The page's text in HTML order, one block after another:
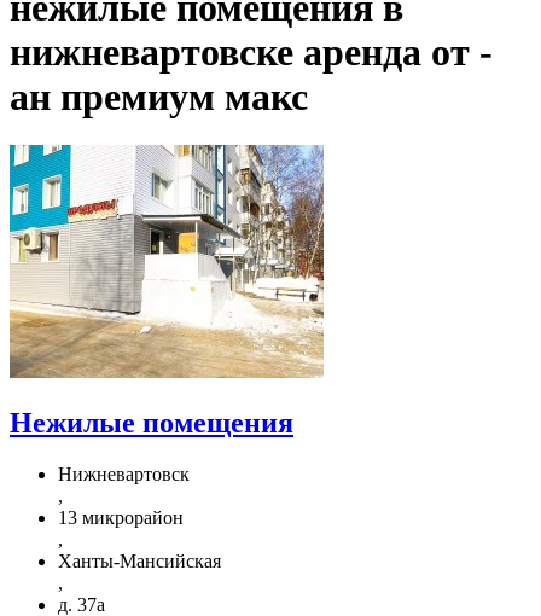
нижневартовске аренда от -
ан премиум макс
Нежилые помещения
Нижневартовск
,
13 микрорайон
,
Ханты-Мансийская
,
д. 37а